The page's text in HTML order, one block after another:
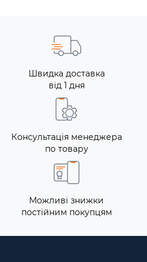
Швидка доставка
від 1 дня
Консультація менеджера
по товару
Можливі знижки
постійним покупцям